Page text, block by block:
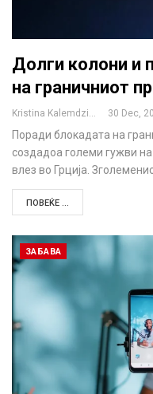
Долги колони и
на граничниот
30 Dec,
Поради блокадата на
создадоа големи гужви
влез во Грција.
ПОВЕЌЕ ...
ЗАБАВА